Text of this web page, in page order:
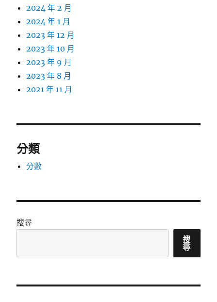
2024 年 2 月
2024 年 1 月
2023 年 12 月
2023 年 10 月
2023 年 9 月
2023 年 8 月
2021 年 11 月
分類
分數
搜尋
搜
尋